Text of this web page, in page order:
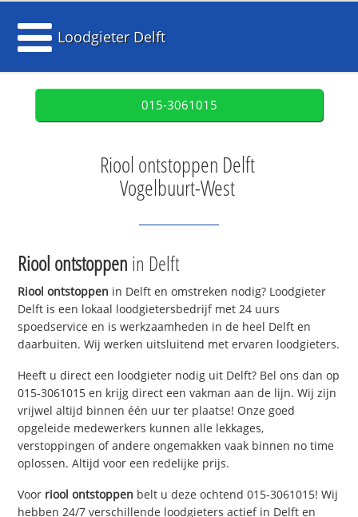
Loodgieter Delft
015-3061015
Riool ontstoppen Delft
Vogelbuurt-West
Riool ontstoppen in Delft
Riool ontstoppen in Delft en omstreken nodig? Loodgieter
Delft is een lokaal loodgietersbedrijf met 24 uurs
spoedservice en is werkzaamheden in de heel Delft en
daarbuiten. Wij werken uitsluitend met ervaren loodgieters.
Heeft u direct een loodgieter nodig uit Delft? Bel ons dan op
015-3061015 en krijg direct een vakman aan de lijn. Wij zijn
vrijwel altijd binnen één uur ter plaatse! Onze goed
opgeleide medewerkers kunnen alle lekkages,
verstoppingen of andere ongemakken vaak binnen no time
oplossen. Altijd voor een redelijke prijs.
Voor riool ontstoppen belt u deze ochtend 015-3061015! Wij
hebben 24/7 verschillende loodgieters actief in Delft en